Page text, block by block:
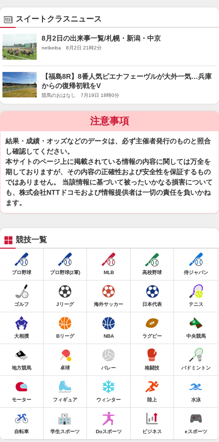
スイートクラスニュース
8月2日の出来事一覧/札幌・新潟・中京
netkeiba 8月2日 21時2分
【福島8R】8番人気ピエナフェーヴルが大外一気…兵庫
からの復帰初戦をV
競馬のおはなし 7月19日 18時0分
注意事項
結果・成績・オッズなどのデータは、必ず主催者発行のものと照合
し確認してください。
本サイトのページ上に掲載されている情報の内容に関しては万全を
期しておりますが、その内容の正確性および安全性を保証するもの
ではありません。 当該情報に基づいて被ったいかなる損害について
も、株式会社NTTドコモおよび情報提供者は一切の責任を負いかね
ます。
競技一覧
プロ野球 プロ野球(2軍) MLB 高校野球 侍ジャパン
ゴルフ Jリーグ 海外サッカー 日本代表 テニス
大相撲 Bリーグ NBA ラグビー 中央競馬
地方競馬 卓球 バレー 格闘技 バドミントン
モーター フィギュア ウィンター 陸上 水泳
自転車 学生スポーツ Doスポーツ ビジネス eスポーツ